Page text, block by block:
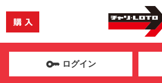
ログイン